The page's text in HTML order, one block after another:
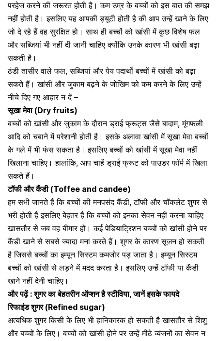
परहेज करने की जरूरत होती है। कम उम्र के बच्चों को इस बात की समझ
नहीं होती है। इसलिए यह आपकी ड्यूटी होती है की आप उन्हें खाने के लिए
जो दे रहे हैं वह सुरक्षित हो। साथ ही बच्चों को खांसी में कुछ विशेष फल
और सब्जियां भी नहीं दी जानी चाहिए क्योंकि उनके कारण भी खांसी बढ़ा
सकती है।
ठंडी तासीर वाले फल, सब्जियां और पेय पदार्थो बच्चों में खांसी को बढ़ा
सकते हैं। खांसी और जुकाम बढ़ने के जोखिम को कम करने के लिए उन्हें
नीचे दिए गए आहार न दें –
सूखा मेवा (Dry fruits)
बच्चों को खांसी और जुकाम के दौरान ड्राई फ्रूट्स जैसेबादाम,मूंगफली
आदि को चबाने में परेशानी होती है। इसके अलावा खांसी में सूखा मेवा बच्चों
के गले में भी फंस सकता है। इसलिए बच्चों को खांसी में सूखा मेवा नहीं
खिलाना चाहिए। हालांकि, आप चाहें ड्राई फ्रूट को पाउडर फॉर्म में खिला
सकते हैं।
टॉफी और कैंडी (Toffee and candee)
हम सभी जानते हैं कि बच्चों की मनपसंद कैंडी, टॉफी और चॉकलेटशुगरसे
भरी होती हैं इसलिए बेहतर है कि बच्चों को इनका सेवन नहीं करना चाहिए
खासतौर से जब वह बीमार हों। कई पेडियाट्रिशन बच्चों को खांसी होने पर
कैंडी खाने से सबसे ज्यादा मना करते हैं। शुगर के कारण सूजन हो सकती
है जिससेबच्चों का इम्यून सिस्टमकमजोर पड़ जाता है। इम्यून सिस्टम
बच्चों को खांसी से लड़ने में मदद करता है। इसलिए उन्हें टॉफी या कैंडी
खाने नहीं देनी चाहिए।
और पढ़ें :शुगर का बेहतरीन ऑप्शन है स्टीविया, जानें इसके फायदे
रिफाइंड शुगर (Refined sugar)
अत्यधिक शुगर किसी के लिए भी हानिकारक हो सकती है खासतौर से शिशु
और बच्चों के लिए। बच्चों को खांसी होने पर उन्हें मीठे व्यंजनों का सेवन न